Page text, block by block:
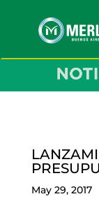
May 29, 2017